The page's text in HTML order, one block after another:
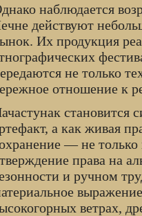
наблюдается
действуют
Их продукция
не только
отношение к
становится
а как живая
— не только
права на
и ручном
ветрах,